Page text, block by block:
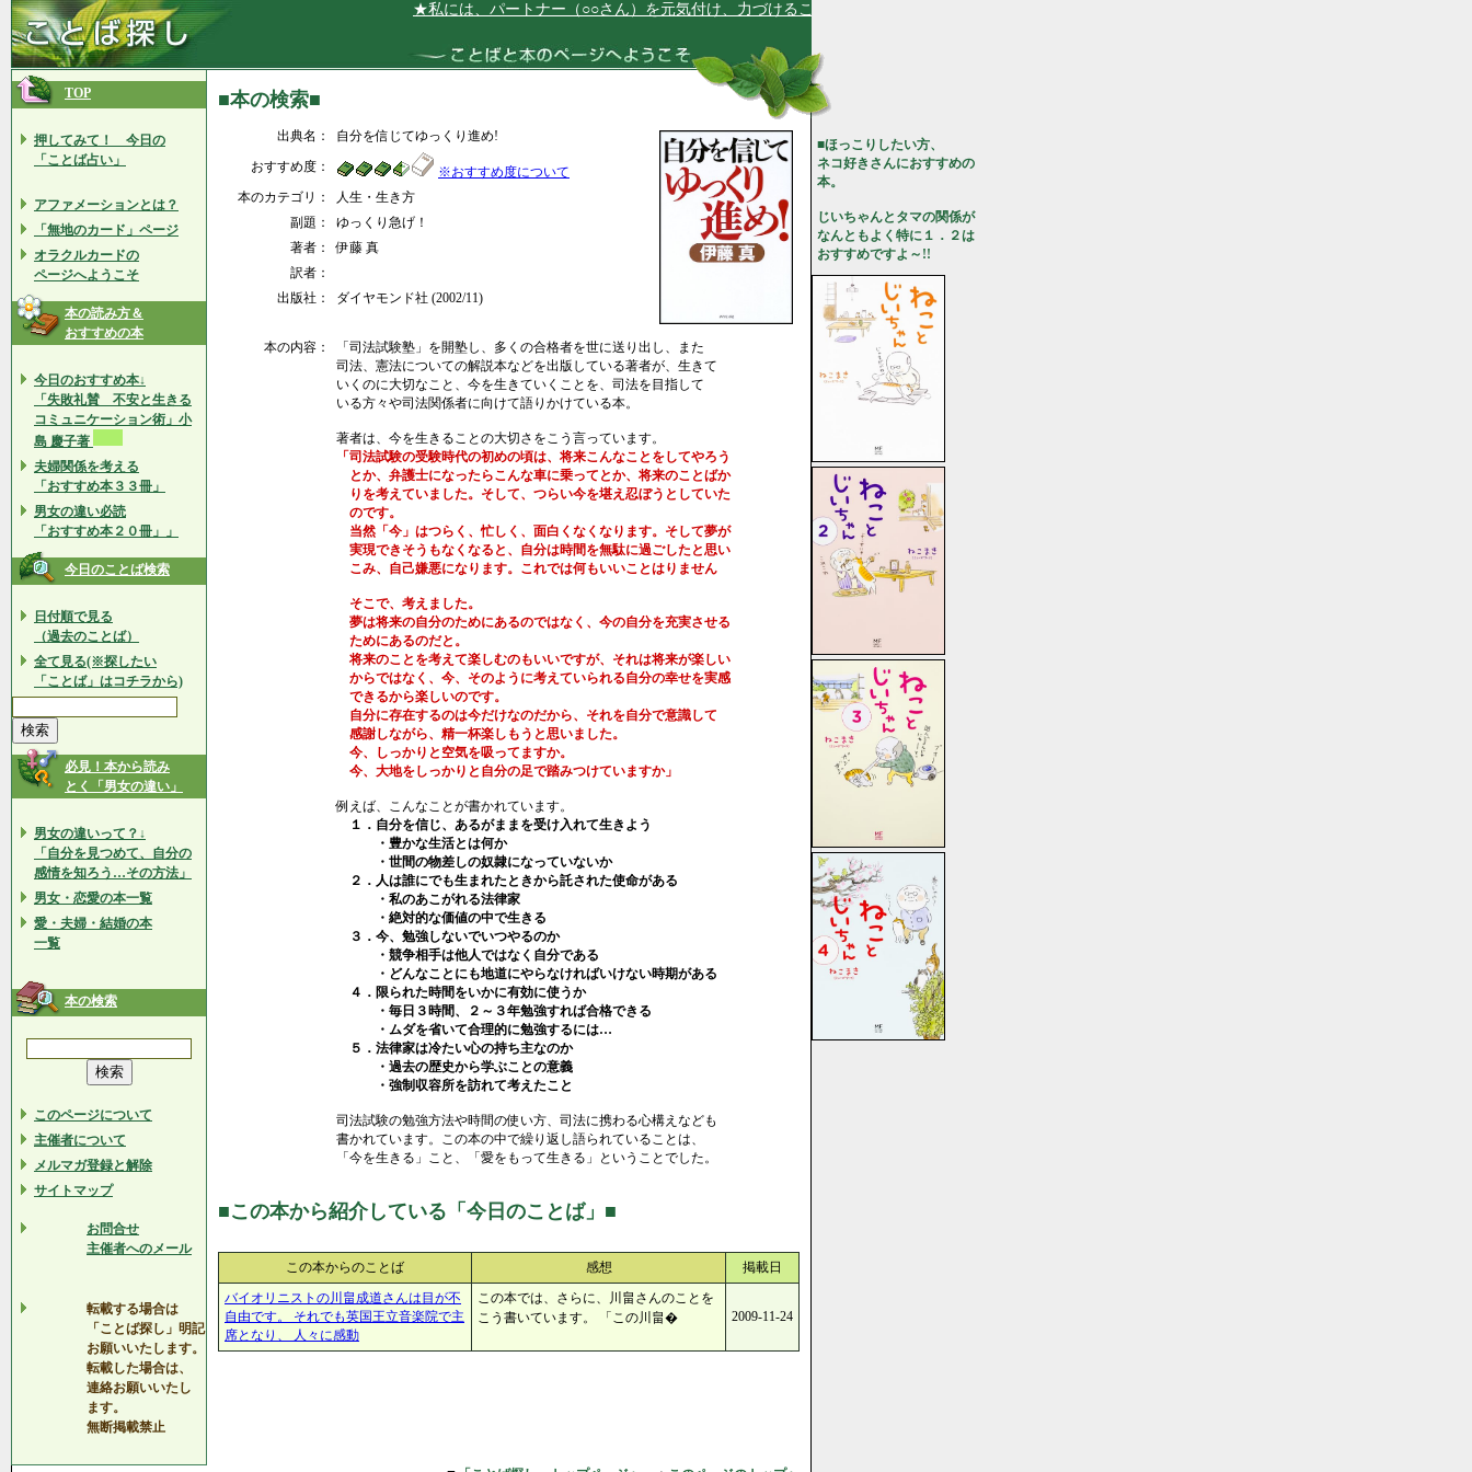
★私には、パートナー（○○さん）を元気付け、力づけることができます。★
TOP
押してみて！ 今日の
「ことば占い」
アファメーションとは？
「無地のカード」ページ
オラクルカードの
ページへようこそ
本の読み方＆
おすすめの本
今日のおすすめ本↓
「失敗礼賛 不安と生きる
コミュニケーション術」小
島 慶子著
夫婦関係を考える
「おすすめ本３３冊」
男女の違い必読
「おすすめ本２０冊」」
今日のことば検索
日付順で見る
（過去のことば）
全て見る(※探したい
「ことば」はコチラから)
必見！本から読み
とく「男女の違い」
男女の違いって？↓
「自分を見つめて、自分の
感情を知ろう…その方法」
男女・恋愛の本一覧
愛・夫婦・結婚の本
一覧
本の検索
このページについて
主催者について
メルマガ登録と解除
サイトマップ
お問合せ
主催者へのメール
転載する場合は
「ことば探し」明記
お願いいたします。
転載した場合は、
連絡お願いいたし
ます。
無断掲載禁止
■本の検索■
出典名：
自分を信じてゆっくり進め!
おすすめ度：
※おすすめ度について
本のカテゴリ：
人生・生き方
副題：
ゆっくり急げ！
著者：
伊藤 真
訳者：
出版社：
ダイヤモンド社 (2002/11)
本の内容：
「司法試験塾」を開塾し、多くの合格者を世に送り出し、また
司法、憲法についての解説本などを出版している著者が、生きて
いくのに大切なこと、今を生きていくことを、司法を目指して
いる方々や司法関係者に向けて語りかけている本。
著者は、今を生きることの大切さをこう言っています。
「司法試験の受験時代の初めの頃は、将来こんなことをしてやろう
とか、弁護士になったらこんな車に乗ってとか、将来のことばか
りを考えていました。そして、つらい今を堪え忍ぼうとしていた
のです。
当然「今」はつらく、忙しく、面白くなくなります。そして夢が
実現できそうもなくなると、自分は時間を無駄に過ごしたと思い
こみ、自己嫌悪になります。これでは何もいいことはりません
そこで、考えました。
夢は将来の自分のためにあるのではなく、今の自分を充実させる
ためにあるのだと。
将来のことを考えて楽しむのもいいですが、それは将来が楽しい
からではなく、今、そのように考えていられる自分の幸せを実感
できるから楽しいのです。
自分に存在するのは今だけなのだから、それを自分で意識して
感謝しながら、精一杯楽しもうと思いました。
今、しっかりと空気を吸ってますか。
今、大地をしっかりと自分の足で踏みつけていますか」
例えば、こんなことが書かれています。
１．自分を信じ、あるがままを受け入れて生きよう
・豊かな生活とは何か
・世間の物差しの奴隷になっていないか
２．人は誰にでも生まれたときから託された使命がある
・私のあこがれる法律家
・絶対的な価値の中で生きる
３．今、勉強しないでいつやるのか
・競争相手は他人ではなく自分である
・どんなことにも地道にやらなければいけない時期がある
４．限られた時間をいかに有効に使うか
・毎日３時間、２～３年勉強すれば合格できる
・ムダを省いて合理的に勉強するには…
５．法律家は冷たい心の持ち主なのか
・過去の歴史から学ぶことの意義
・強制収容所を訪れて考えたこと
司法試験の勉強方法や時間の使い方、司法に携わる心構えなども
書かれています。この本の中で繰り返し語られていることは、
「今を生きる」こと、「愛をもって生きる」ということでした。
■この本から紹介している「今日のことば」■
この本からのことば 感想
掲載日
バイオリニストの川畠成道さんは目が不
自由です。 それでも英国王立音楽院で主
席となり、 人々に感動
この本では、さらに、川畠さんのことを
こう書いています。 「この川畠�
2009-11-24
■ほっこりしたい方、
ネコ好きさんにおすすめの
本。
じいちゃんとタマの関係が
なんともよく特に１．２は
おすすめですよ～!!